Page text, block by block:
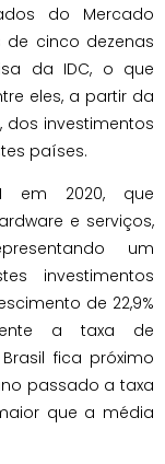
do Mercado
de cinco dezenas
da IDC, o que
eles, a partir da
investimentos
países.
em 2020, que
e serviços,
um
investimentos
de 22,9%
a taxa de
fica próximo
passado a taxa
que a média